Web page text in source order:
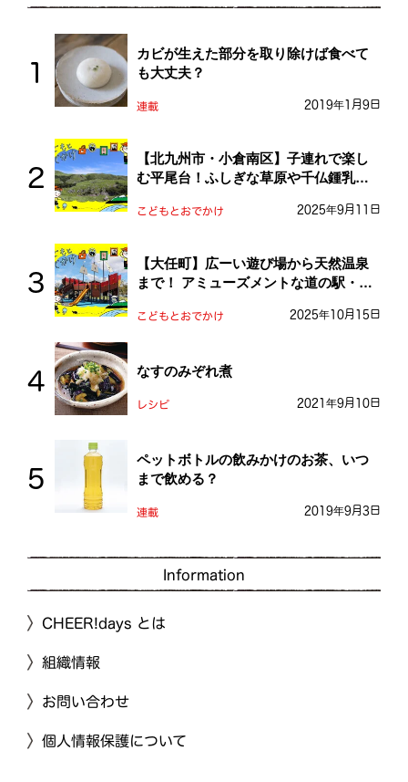
カビが生えた部分を取り除けば食べて
も大丈夫？
連載 2019年1月9日
【北九州市・小倉南区】子連れで楽し
む平尾台！ふしぎな草原や千仏鍾乳洞
こどもとおでかけ 2025年9月11日
【大任町】広ーい遊び場から天然温泉
まで！ アミューズメントな道の駅・お
こどもとおでかけ 2025年10月15日
なすのみぞれ煮
レシピ 2021年9月10日
ペットボトルの飲みかけのお茶、いつ
まで飲める？
連載 2019年9月3日
Information
CHEER!days とは
組織情報
お問い合わせ
個人情報保護について